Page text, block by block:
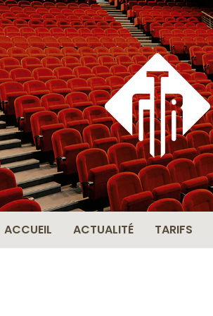
ACCUEIL ACTUALITÉ TARIFS